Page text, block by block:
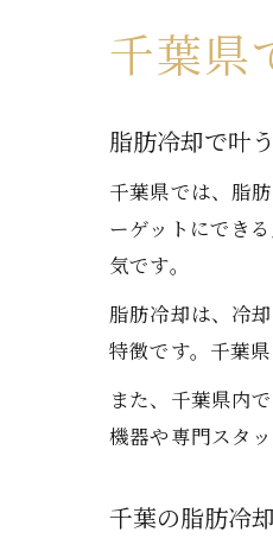
千葉県
脂肪冷却で叶
千葉県では、脂
ーゲットにでき
気です。
脂肪冷却は、冷
特徴です。千葉
また、千葉県内
機器や専門スタ
千葉の脂肪冷